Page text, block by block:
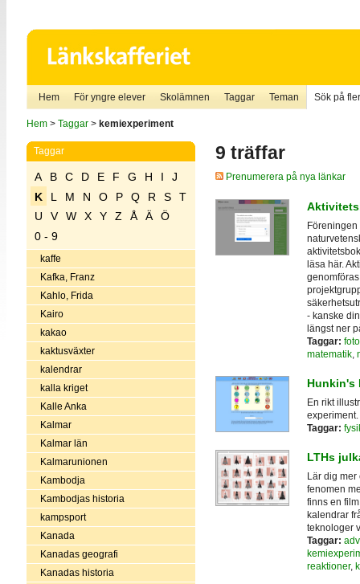
Hem För yngre elever Skolämnen Taggar Teman Sök på
Hem> Taggar> kemiexperiment
Taggar
A B C D E F G H I
J
K
L M N O P Q R S
T
U
V W X Y Z Å Ä
Ö
0 - 9
kaffe
Kafka, Franz
Kahlo, Frida
Kairo
kakao
kaktusväxter
kalendrar
kalla kriget
Kalle Anka
Kalmar
Kalmar län
Kalmarunionen
Kambodja
Kambodjas historia
kampsport
Kanada
Kanadas geografi
Kanadas historia
9 träffar
Prenumerera på nya länkar
Föreningen
läsa här.
- kanske
längst ner
Taggar:
matematik,
Hunkin's
En rikt
experiment.
Taggar:
LTHs
Lär dig
fenomen
finns en
kalendrar
teknologer
Taggar:
reaktioner,